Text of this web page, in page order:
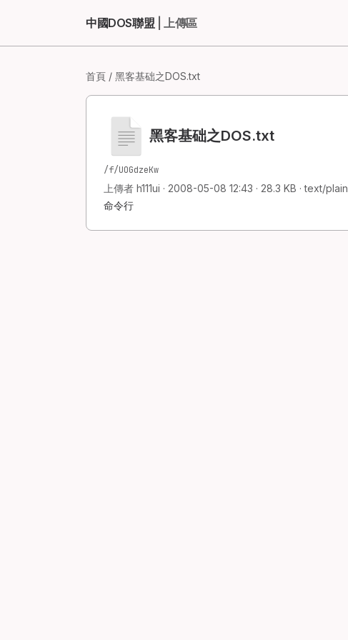
中國DOS聯盟 | 上傳區
首頁 / 黑客基础之DOS.txt
黑客基础之DOS.txt
/f/UOGdzeKw
上傳者 h111ui · 2008-05-08 12:43 · 28.3 KB · text/plain
命令行